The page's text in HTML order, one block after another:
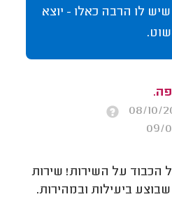
שיש לו הרבה כאלו - יוצא
הכבוד על השירות! שירות
ביעילות ובמהירות.